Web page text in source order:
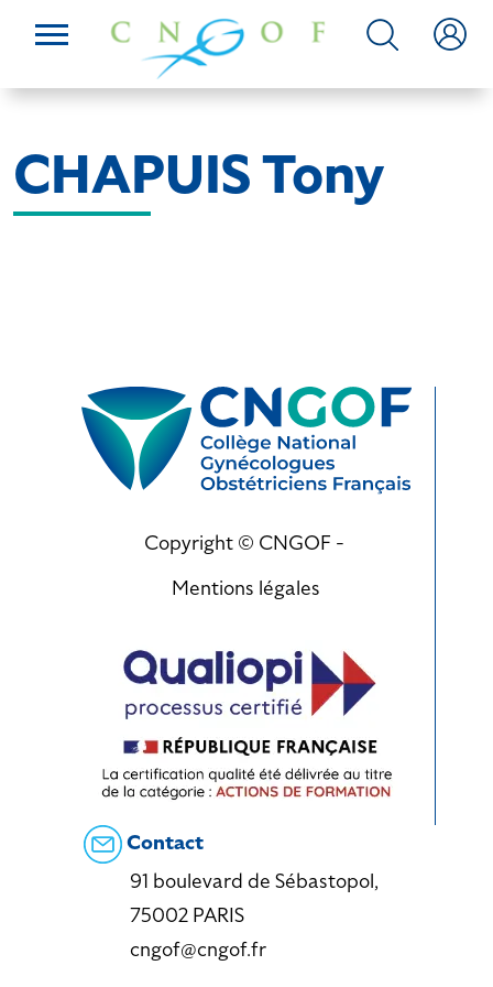
CHAPUIS Tony
Copyright © CNGOF -
Mentions légales
Contact
91 boulevard de Sébastopol,
75002 PARIS
cngof@cngof.fr